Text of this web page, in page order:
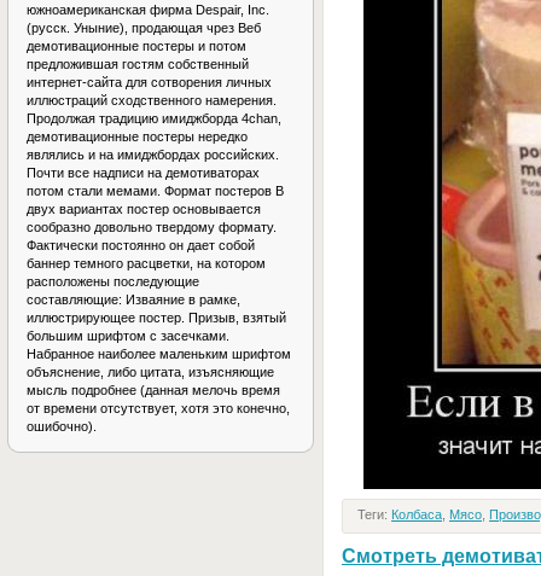
Теги: Колбаса Мясо
Смотреть
южноамериканская фирма Despair, Inc.
(русск. Уныние), продающая чрез Веб
демотивационные постеры и потом
предложившая гостям собственный
интернет-сайта для сотворения личных
иллюстраций сходственного намерения.
Продолжая традицию имиджборда 4chan,
демотивационные постеры нередко
являлись и на имиджбордах российских.
Почти все надписи на демотиваторах
потом стали мемами. Формат постеров В
двух вариантах постер основывается
сообразно довольно твердому формату.
Фактически постоянно он дает собой
баннер темного расцветки, на котором
расположены последующие
составляющие: Изваяние в рамке,
иллюстрирующее постер. Призыв, взятый
большим шрифтом с засечками.
Набранное наиболее маленьким шрифтом
объяснение, либо цитата, изъясняющие
мысль подробнее (данная мелочь время
от времени отсутствует, хотя это конечно,
ошибочно).